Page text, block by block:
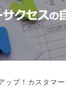
ップ！カスタマ